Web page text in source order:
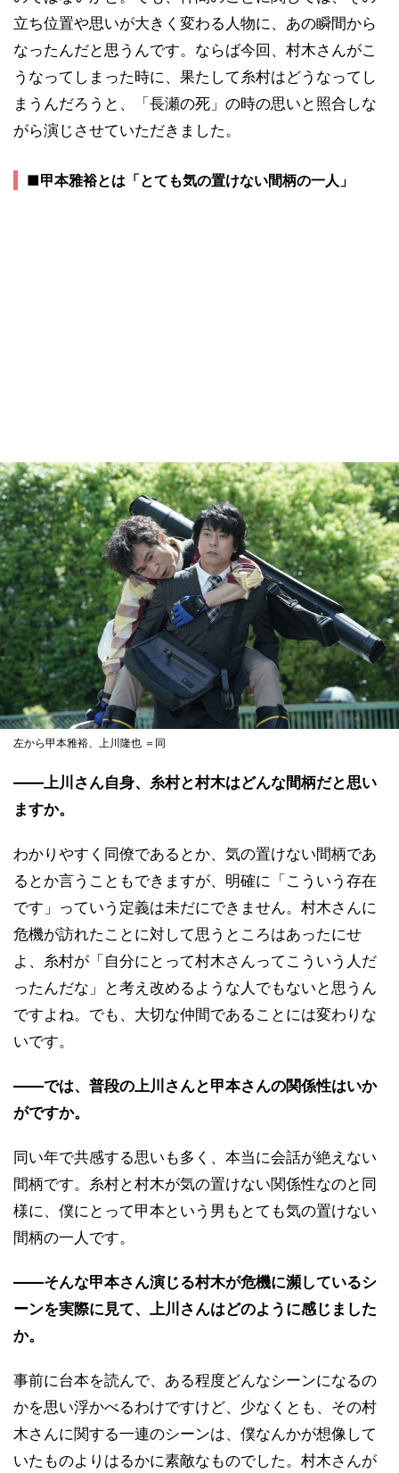
立ち位置や思いが大きく変わる人物に、あの瞬間から
なったんだと思うんです。ならば今回、村木さんがこ
うなってしまった時に、果たして糸村はどうなってし
まうんだろうと、「長瀬の死」の時の思いと照合しな
がら演じさせていただきました。
■甲本雅裕とは「とても気の置けない間柄の一人」
左から甲本雅裕、上川隆也 ＝同
――上川さん自身、糸村と村木はどんな間柄だと思い
ますか。
わかりやすく同僚であるとか、気の置けない間柄であ
るとか言うこともできますが、明確に「こういう存在
です」っていう定義は未だにできません。村木さんに
危機が訪れたことに対して思うところはあったにせ
よ、糸村が「自分にとって村木さんってこういう人だ
ったんだな」と考え改めるような人でもないと思うん
ですよね。でも、大切な仲間であることには変わりな
いです。
――では、普段の上川さんと甲本さんの関係性はいか
がですか。
同い年で共感する思いも多く、本当に会話が絶えない
間柄です。糸村と村木が気の置けない関係性なのと同
様に、僕にとって甲本という男もとても気の置けない
間柄の一人です。
――そんな甲本さん演じる村木が危機に瀕しているシ
ーンを実際に見て、上川さんはどのように感じました
か。
事前に台本を読んで、ある程度どんなシーンになるの
かを思い浮かべるわけですけど、少なくとも、その村
木さんに関する一連のシーンは、僕なんかが想像して
いたものよりはるかに素敵なものでした。村木さんが